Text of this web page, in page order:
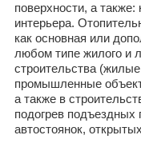
поверхности, а
интерьера.
как основная или
любом типе жилого и
строительства
промышленные
а также в
подогрев подъездных
автостоянок,